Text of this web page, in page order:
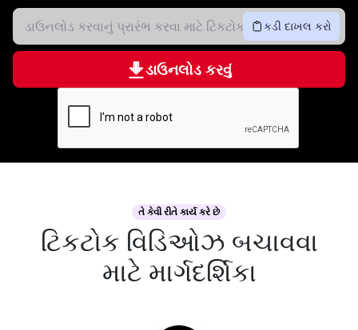
કડી દાખલ કરો
ડાઉનલોડ કરવું
તે કેવી રીતે કાર્ય કરે છે
ટિકટોક વિડિઓઝ બચાવવા
માટે માર્ગદર્શિકા